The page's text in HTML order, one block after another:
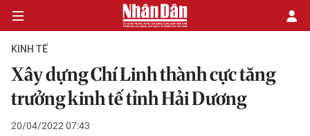
CHÍNH TRỊ
KINH TẾ
KINH TẾ
Xây dựng Chí Linh thành cực tăng
trưởng kinh tế tỉnh Hải Dương
20/04/2022 07:43